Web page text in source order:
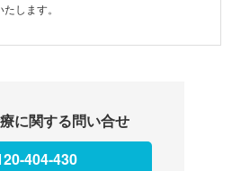
します。
に関する問い合せ
404-430